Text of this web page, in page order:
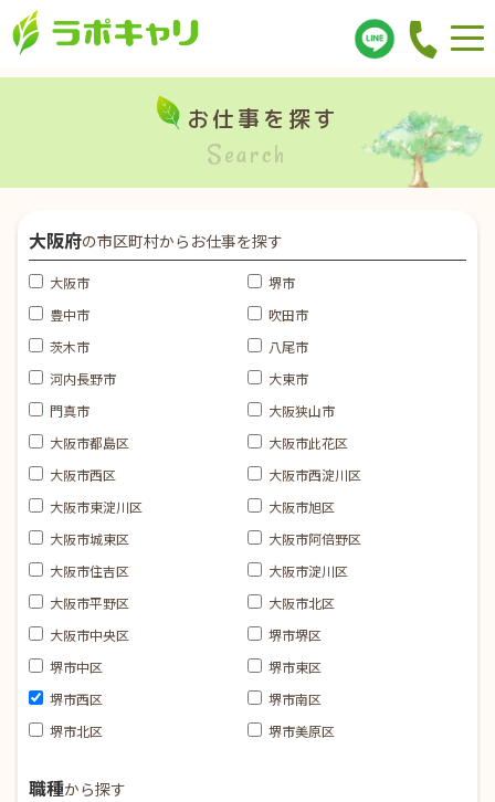
お仕事を探す
Search
大阪府の市区町村からお仕事を探す
大阪市
堺市
豊中市
吹田市
茨木市
八尾市
河内長野市
大東市
門真市
大阪狭山市
大阪市都島区
大阪市此花区
大阪市西区
大阪市西淀川区
大阪市東淀川区
大阪市旭区
大阪市城東区
大阪市阿倍野区
大阪市住吉区
大阪市淀川区
大阪市平野区
大阪市北区
大阪市中央区
堺市堺区
堺市中区
堺市東区
堺市西区
堺市南区
堺市北区
堺市美原区
職種から探す